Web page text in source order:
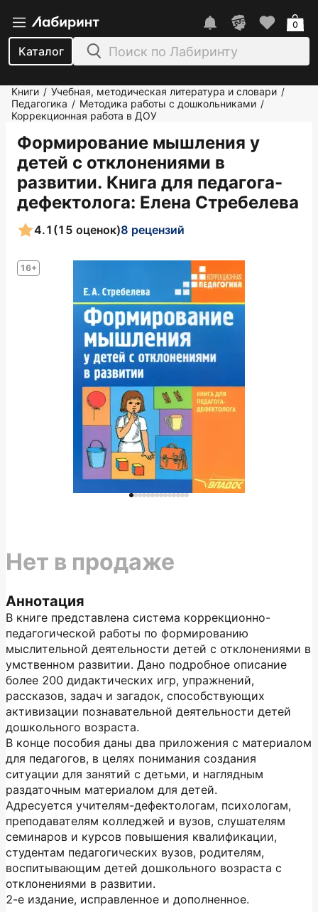
Каталог
0
Книги / Учебная, методическая литература и словари /
Педагогика / Методика работы с дошкольниками /
Коррекционная работа в ДОУ
Формирование мышления у
детей с отклонениями в
развитии. Книга для педагога-
дефектолога: Елена Стребелева
16+
4.1 (15 оценок)8 рецензий
Аннотация
В книге представлена система коррекционно-
педагогической работы по формированию
мыслительной деятельности детей с отклонениями в
умственном развитии. Дано подробное описание
более 200 дидактических игр, упражнений,
рассказов, задач и загадок, способствующих
активизации познавательной деятельности детей
дошкольного возраста.
В конце пособия даны два приложения с материалом
для педагогов, в целях понимания создания
ситуации для занятий с детьми, и наглядным
раздаточным материалом для детей.
Адресуется учителям-дефектологам, психологам,
преподавателям колледжей и вузов, слушателям
семинаров и курсов повышения квалификации,
студентам педагогических вузов, родителям,
воспитывающим детей дошкольного возраста с
отклонениями в развитии.
2-е издание, исправленное и дополненное.
Нет в продаже